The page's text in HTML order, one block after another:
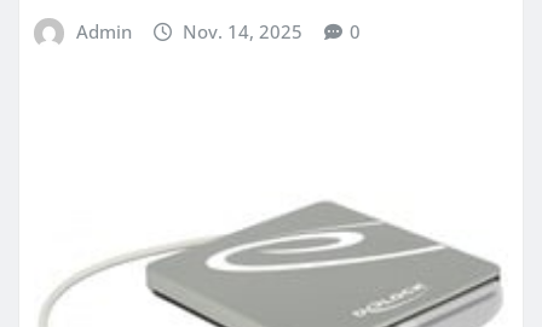
Admin Nov. 14, 2025 0